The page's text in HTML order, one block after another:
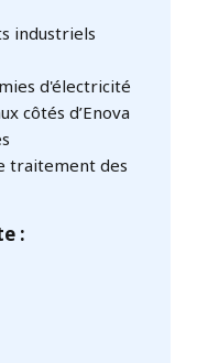
industriels
d'électricité
côtés d’Enova
traitement des
: